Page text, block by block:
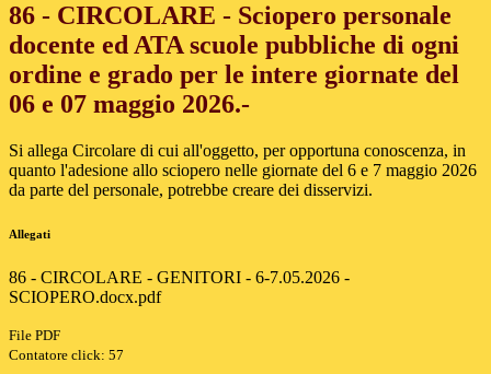
86 - CIRCOLARE - Sciopero personale
docente ed ATA scuole pubbliche di ogni
ordine e grado per le intere giornate del
06 e 07 maggio 2026.-
Si allega Circolare di cui all'oggetto, per opportuna conoscenza, in
quanto l'adesione allo sciopero nelle giornate del 6 e 7 maggio 2026
da parte del personale, potrebbe creare dei disservizi.
Allegati
86 - CIRCOLARE - GENITORI - 6-7.05.2026 -
SCIOPERO.docx.pdf
File PDF
Contatore click: 57